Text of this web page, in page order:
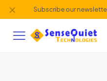
Subscribe our
✕